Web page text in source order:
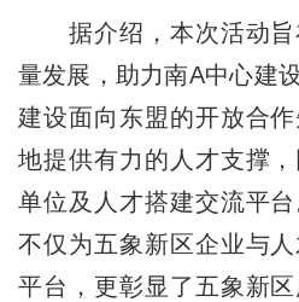
据介绍，本次活动旨
量发展，助力南A中心建
建设面向东盟的开放合
地提供有力的人才支撑
单位及人才搭建交流平
不仅为五象新区企业与
平台，更彰显了五象新